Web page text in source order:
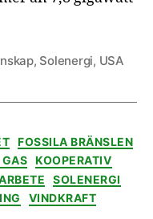
, Solenergi, USA
FOSSILA BRÄNSLEN
KOOPERATIV
SOLENERGI
VINDKRAFT